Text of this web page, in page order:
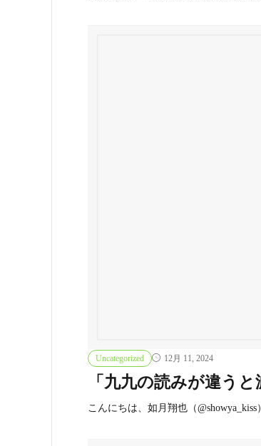
Uncategorized 12月 11, 2024
「九九の読みが違う
こんにちは、如月翔也（